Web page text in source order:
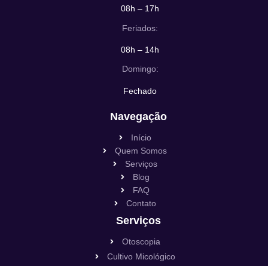
08h – 17h
Feriados:
08h – 14h
Domingo:
Fechado
Navegação
Início
Quem Somos
Serviços
Blog
FAQ
Contato
Serviços
Otoscopia
Cultivo Micológico